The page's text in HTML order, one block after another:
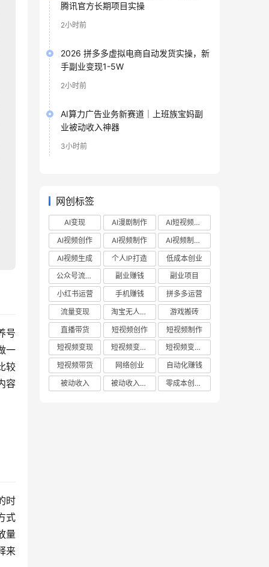
号
一
较
容
时
式
量
来
腾讯官方长期项目实操
2小时前
2026 拼多多虚拟电商自动发货实操，新
手副业变现1-5W
2小时前
AI算力广告业务新赛道｜上班族宝妈副
业被动收入神器
3小时前
网创标签
AI变现 AI漫剧制作
AI短视频制作
AI视频创作
AI视频制作
AI视频制作教程
AI视频生成
个人IP打造
低成本创业
公众号流量主
副业赚钱
副业项目
小红书运营
手机赚钱
拼多多运营
流量变现
淘宝无人直播
游戏搬砖
直播带货
短视频创作
短视频制作
短视频变现
短视频变现技巧
短视频变现方法
短视频带货
网络创业
自动化赚钱
被动收入
被动收入项目 零成本创业项目